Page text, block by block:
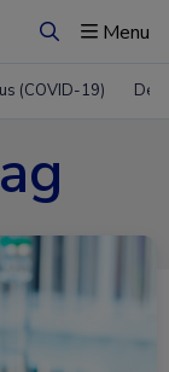
ZoekenMenu
(COVID-19)